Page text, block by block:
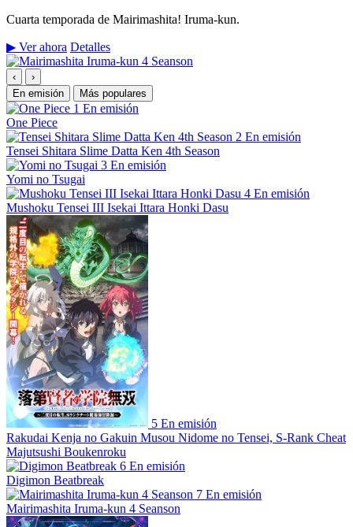
Cuarta temporada de Mairimashita! Iruma-kun.
▶ Ver ahora Detalles
‹
›
En emisión
Más populares
1 En emisión
One Piece
2 En emisión
Tensei Shitara Slime Datta Ken 4th Season
3 En emisión
Yomi no Tsugai
4 En emisión
Mushoku Tensei III Isekai Ittara Honki Dasu
5 En emisión
Rakudai Kenja no Gakuin Musou Nidome no Tensei, S-Rank Cheat
Majutsushi Boukenroku
6 En emisión
Digimon Beatbreak
7 En emisión
Mairimashita Iruma-kun 4 Seanson